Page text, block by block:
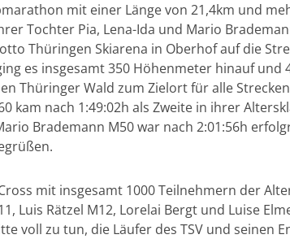
mit einer Länge von 21,4km und
Tochter Pia, Lena-Ida und Mario
Thüringen Skiarena in Oberhof auf die
es insgesamt 350 Höhenmeter hinauf und
Thüringer Wald zum Zielort für alle
kam nach 1:49:02h als Zweite in ihrer
Brademann M50 war nach 2:01:56h
mit insgesamt 1000 Teilnehmern der
Luis Rätzel M12, Lorelai Bergt und Luise
voll zu tun, die Läufer des TSV und seinen